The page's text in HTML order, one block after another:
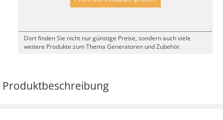
Dort finden Sie nicht nur günstige Preise, sondern auch viele
weitere Produkte zum Thema Generatoren und Zubehör.
Produktbeschreibung